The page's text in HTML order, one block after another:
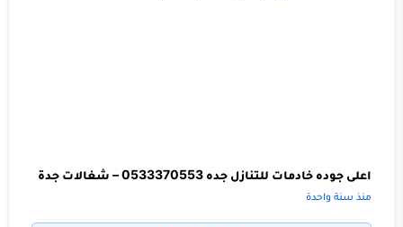
اعلى جوده خادمات للتنازل جده 0533370553 – شغالات جدة
منذ سنة واحدة